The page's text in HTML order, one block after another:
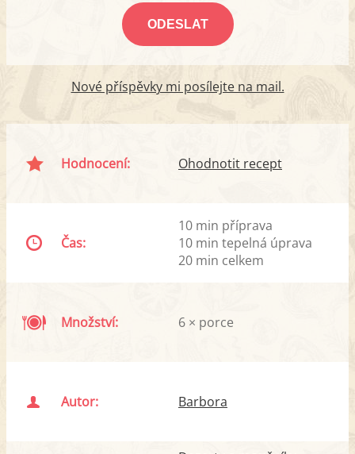
Nové příspěvky mi posílejte na mail.
Hodnocení: Ohodnotit recept
Čas:
10 min příprava
10 min tepelná úprava
20 min celkem
Množství: 6 × porce
Autor: Barbora